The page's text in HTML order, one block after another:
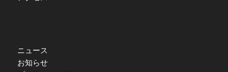
ニュース
お知らせ